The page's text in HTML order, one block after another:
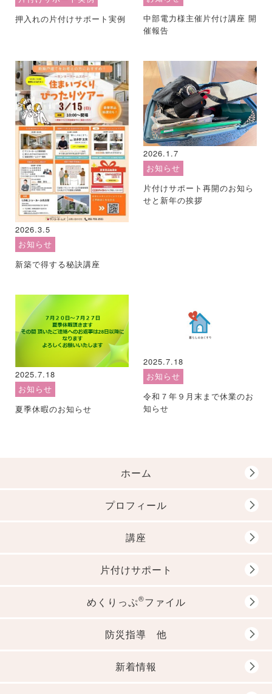
押入れの片付けサポート実例
中部電力様主催片付け講座 開
催報告
2026.3.5
お知らせ
新築で得する秘訣講座
2026.1.7
お知らせ
片付けサポート再開のお知ら
せと新年の挨拶
2025.7.18
お知らせ
夏季休暇のお知らせ
2025.7.18
お知らせ
令和７年９月末まで休業のお
知らせ
ホーム
プロフィール
講座
片付けサポート
めくりっぷ®ファイル
防災指導 他
新着情報